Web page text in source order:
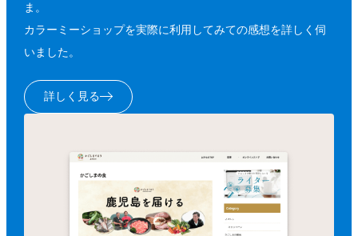
ま。
カラーミーショップを実際に利用してみての感想を詳しく伺
いました。
詳しく見る